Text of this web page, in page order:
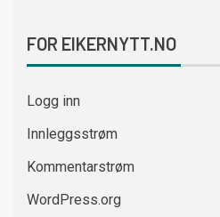
FOR EIKERNYTT.NO
Logg inn
Innleggsstrøm
Kommentarstrøm
WordPress.org